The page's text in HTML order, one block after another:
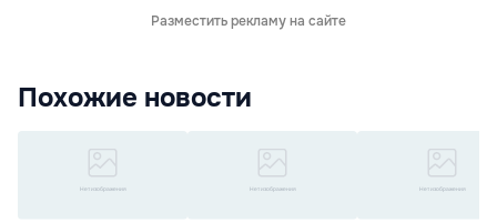
Разместить рекламу на сайте
Похожие новости